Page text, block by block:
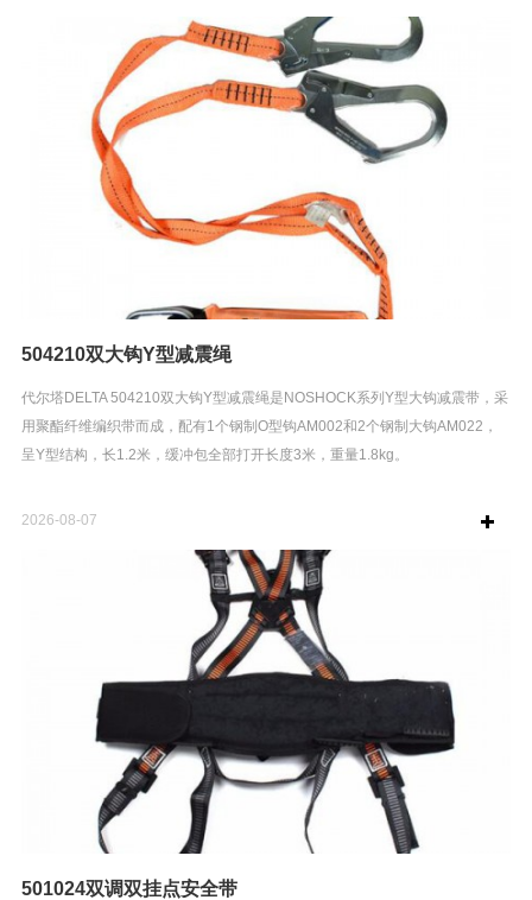
504210双大钩Y型减震绳
代尔塔DELTA 504210双大钩Y型减震绳是NOSHOCK系列Y型大钩减震带，采
用聚酯纤维编织带而成，配有1个钢制O型钩AM002和2个钢制大钩AM022，
呈Y型结构，长1.2米，缓冲包全部打开长度3米，重量1.8kg。
2026-08-07
501024双调双挂点安全带